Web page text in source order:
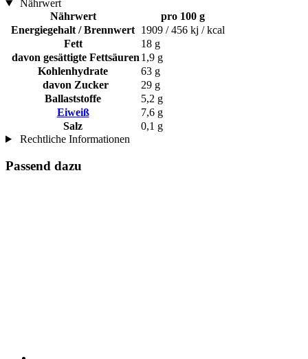
Nährwert
Nährwert
pro 100 g
Energiegehalt / Brennwert 1909 / 456 kj / kcal
Fett
18 g
davon gesättigte Fettsäuren 1,9 g
Kohlenhydrate
63 g
davon Zucker
29 g
Ballaststoffe
5,2 g
Eiweiß
7,6 g
Salz
0,1 g
Rechtliche Informationen
Passend dazu